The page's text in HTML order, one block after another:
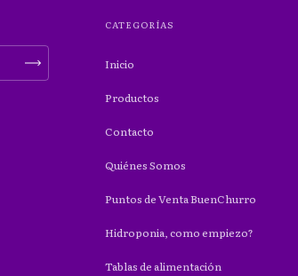
CATEGORÍAS
Inicio
Productos
Contacto
Quiénes Somos
Puntos de Venta BuenChurro
Hidroponia, como empiezo?
Tablas de alimentación